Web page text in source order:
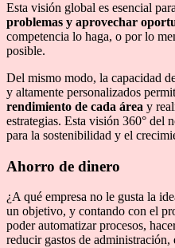
Esta visión global es esencial para
problemas y aprovechar
competencia lo haga, o por lo
posible.
Del mismo modo, la capacidad
y altamente personalizados
rendimiento de cada área y
estrategias. Esta visión 360° del
para la sostenibilidad y el
Ahorro de dinero
¿A qué empresa no le gusta la
un objetivo, y contando con el
poder automatizar procesos,
reducir gastos de administración,